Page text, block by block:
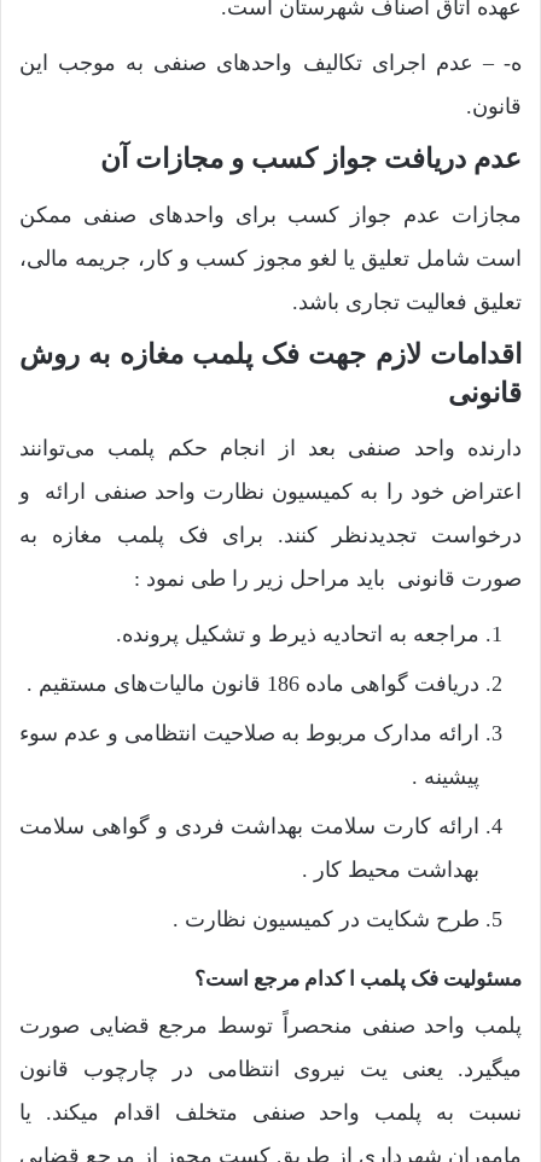
عهده اتاق اصناف شهرستان است.
ه- – عدم اجرای تکالیف واحدهای صنفی به موجب این
قانون.
عدم دریافت جواز کسب و مجازات آن
مجازات عدم جواز کسب برای واحدهای صنفی ممکن
است شامل تعلیق یا لغو مجوز کسب و کار، جریمه مالی،
تعلیق فعالیت تجاری باشد.
اقدامات لازم جهت فک پلمب مغازه به روش
قانونی
دارنده واحد صنفی بعد از انجام حکم پلمب می‌توانند
اعتراض خود را به کمیسیون نظارت واحد صنفی ارائه و
درخواست تجدیدنظر کنند. برای فک پلمب مغازه به
صورت قانونی باید مراحل زیر را طی نمود :
مراجعه به اتحادیه ذیرط و تشکیل پرونده.
دریافت گواهی ماده 186 قانون مالیات‌های مستقیم .
ارائه مدارک مربوط به صلاحیت انتظامی و عدم سوء
پیشینه .
ارائه کارت سلامت بهداشت فردی و گواهی سلامت
بهداشت محیط کار .
طرح شکایت در کمیسیون نظارت .
مسئولیت فک پلمب ا کدام مرجع است؟
پلمب واحد صنفی منحصراً توسط مرجع قضایی صورت
میگیرد. یعنی یت نیروی انتظامی در چارچوب قانون
نسبت به پلمب واحد صنفی متخلف اقدام میکند. یا
ماموران شهرداری از طریق کست مجوز از مرجع قضایی